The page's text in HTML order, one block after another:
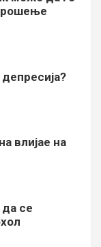
влијае на
се